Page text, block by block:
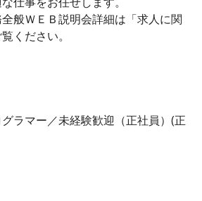
般ＷＥＢ説明会詳細は「求人に関
ください。
ラマー／未経験歓迎（正社員）(正